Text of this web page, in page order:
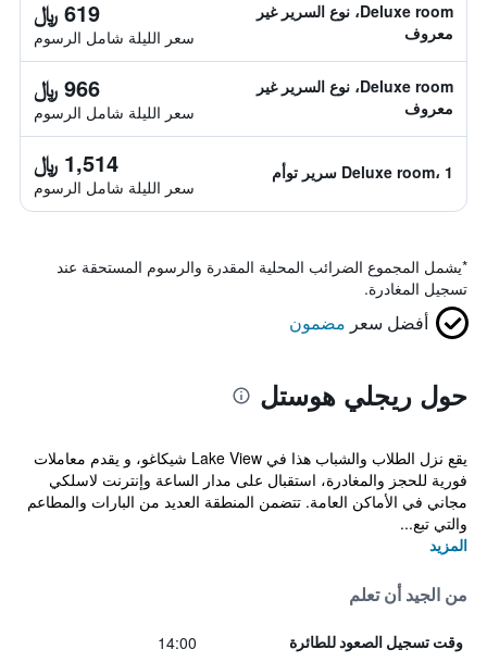
Deluxe room، نوع السرير غير
معروف
619 ﷼
سعر الليلة شامل الرسوم
Deluxe room، نوع السرير غير
معروف
966 ﷼
سعر الليلة شامل الرسوم
Deluxe room، 1 سرير توأم 1,514 ﷼
سعر الليلة شامل الرسوم
*يشمل المجموع الضرائب المحلية المقدرة والرسوم المستحقة عند
تسجيل المغادرة.
أفضل سعر مضمون
حول ريجلي هوستل
يقع نزل الطلاب والشباب هذا في Lake View شيكاغو، و يقدم معاملات
فورية للحجز والمغادرة، استقبال على مدار الساعة وإنترنت لاسلكي
مجاني في الأماكن العامة. تتضمن المنطقة العديد من البارات والمطاعم
والتي تبع...
المزيد
من الجيد أن تعلم
وقت تسجيل الصعود للطائرة 14:00